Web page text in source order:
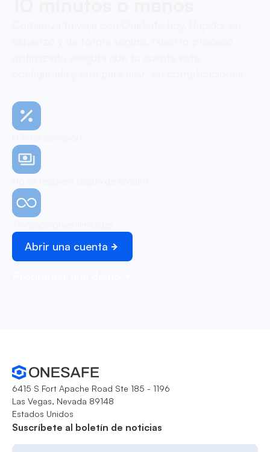
Abrir una cuenta
6415 S Fort Apache Road Ste 185 - 1196
Las Vegas, Nevada 89148
Estados Unidos
Suscríbete al boletín de noticias